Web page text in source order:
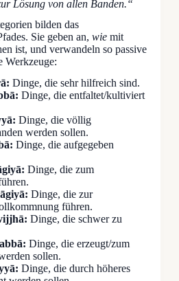
Lösung von allen Banden.“
bilden das
Sie geben an, wie mit
ist, und verwandeln so passive
Werkzeuge:
Dinge, die sehr hilfreich sind.
Dinge, die entfaltet/kultiviert
Dinge, die völlig
werden sollen.
Dinge, die aufgegeben
Dinge, die zum
Dinge, die zur
führen.
Dinge, die schwer zu
Dinge, die erzeugt/zum
sollen.
Dinge, die durch höheres